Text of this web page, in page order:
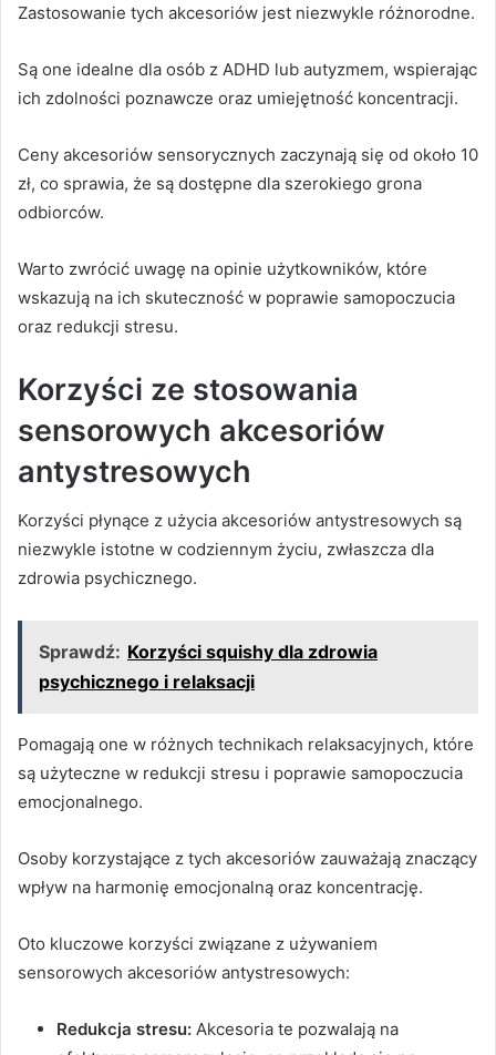
Zastosowanie tych akcesoriów jest niezwykle różnorodne.
Są one idealne dla osób z ADHD lub autyzmem, wspierając
ich zdolności poznawcze oraz umiejętność koncentracji.
Ceny akcesoriów sensorycznych zaczynają się od około 10
zł, co sprawia, że są dostępne dla szerokiego grona
odbiorców.
Warto zwrócić uwagę na opinie użytkowników, które
wskazują na ich skuteczność w poprawie samopoczucia
oraz redukcji stresu.
Korzyści ze stosowania
sensorowych akcesoriów
antystresowych
Korzyści płynące z użycia akcesoriów antystresowych są
niezwykle istotne w codziennym życiu, zwłaszcza dla
zdrowia psychicznego.
Sprawdź: Korzyści squishy dla zdrowia
psychicznego i relaksacji
Pomagają one w różnych technikach relaksacyjnych, które
są użyteczne w redukcji stresu i poprawie samopoczucia
emocjonalnego.
Osoby korzystające z tych akcesoriów zauważają znaczący
wpływ na harmonię emocjonalną oraz koncentrację.
Oto kluczowe korzyści związane z używaniem
sensorowych akcesoriów antystresowych:
Redukcja stresu: Akcesoria te pozwalają na